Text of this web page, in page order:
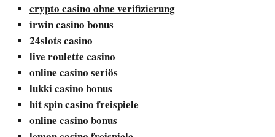
crypto casino ohne verifizierung
irwin casino bonus
24slots casino
live roulette casino
online casino seriös
lukki casino bonus
hit spin casino freispiele
online casino bonus